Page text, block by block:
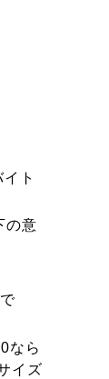
ト
の意
なら
イズ